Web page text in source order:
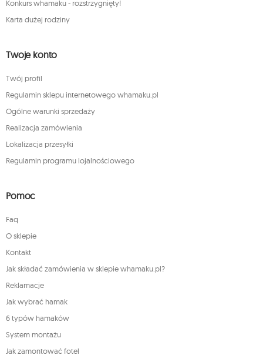
Konkurs whamaku - rozstrzygnięty!
Karta dużej rodziny
Twoje konto
Twój profil
Regulamin sklepu internetowego whamaku.pl
Ogólne warunki sprzedaży
Realizacja zamówienia
Lokalizacja przesyłki
Regulamin programu lojalnościowego
Pomoc
Faq
O sklepie
Kontakt
Jak składać zamówienia w sklepie whamaku.pl?
Reklamacje
Jak wybrać hamak
6 typów hamaków
System montażu
Jak zamontować fotel